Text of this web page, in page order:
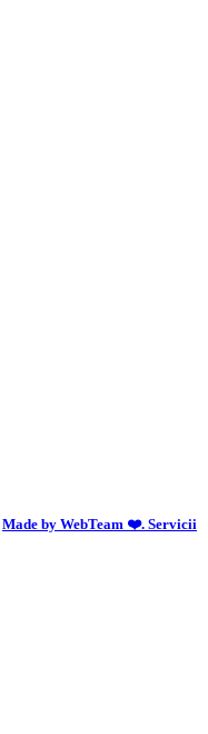
Made by WebTeam ❤️. Servicii